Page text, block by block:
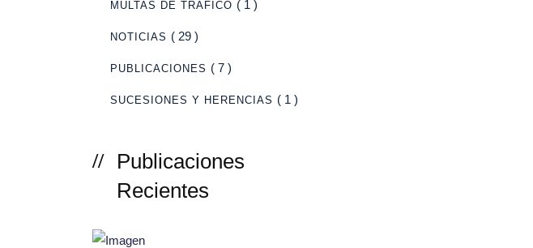
MULTAS DE TRÁFICO ( 1 )
NOTICIAS ( 29 )
PUBLICACIONES ( 7 )
SUCESIONES Y HERENCIAS ( 1 )
Publicaciones
Recientes